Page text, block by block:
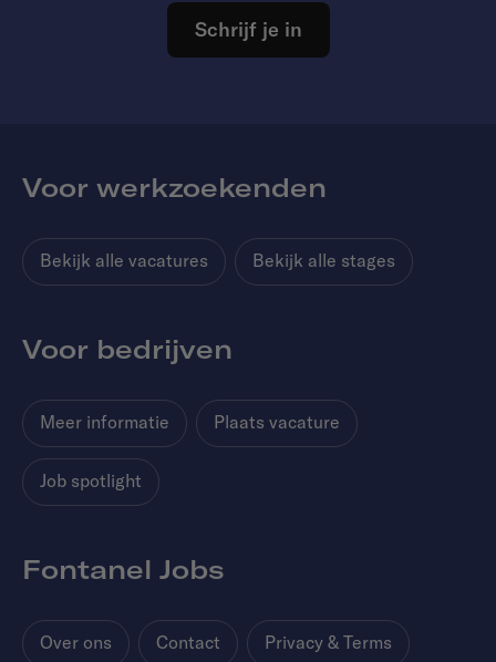
Schrijf je in
Voor werkzoekenden
Bekijk alle vacatures Bekijk alle stages
Voor bedrijven
Meer informatie Plaats vacature
Job spotlight
Fontanel Jobs
Over ons Contact Privacy & Terms